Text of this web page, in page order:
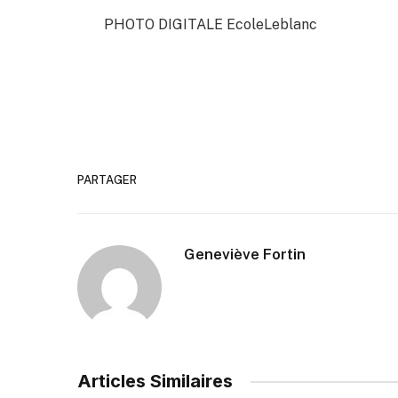
PHOTO DIGITALE EcoleLeblanc
PARTAGER
Geneviève Fortin
Articles Similaires